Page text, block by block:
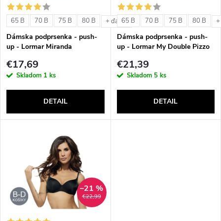
e
p
r
d
t
s
p
r
o
d
t
o
65 B 70 B 75 B 80 B + ďalšie
Dámska podprsenka - push-
up - Lormar Miranda
€17,69
Skladom 1 ks
DETAIL
65 B 70 B 75 B 80 B
Dámska podprsenka - push-
up - Lormar My Double Pizzo
€21,39
Skladom 5 ks
DETAIL
€22,99
–21 %